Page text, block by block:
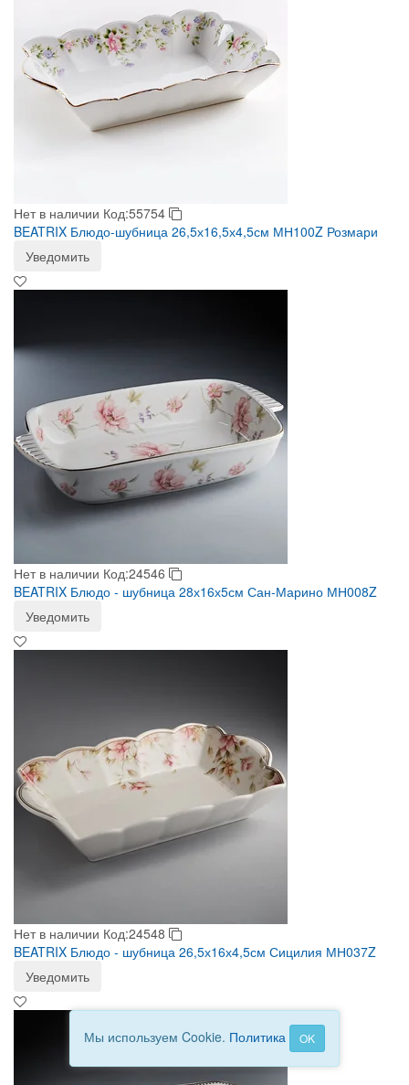
Нет в наличии Код:55754
BEATRIX Блюдо-шубница 26,5х16,5х4,5см МН100Z Розмари
Уведомить
Нет в наличии Код:24546
BEATRIX Блюдо - шубница 28х16х5см Сан-Марино МН008Z
Уведомить
Нет в наличии Код:24548
BEATRIX Блюдо - шубница 26,5х16х4,5см Сицилия МН037Z
Уведомить
Мы используем Cookie. Политика OK